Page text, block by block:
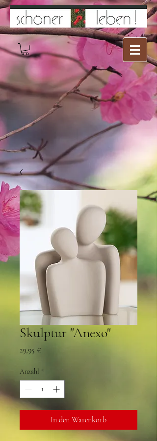
Skulptur "Anexo"
29,95 €Preis
Anzahl *
In den Warenkorb